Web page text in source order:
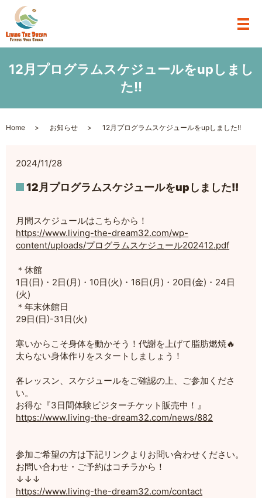
12月プログラムスケジュールをupしまし
た!!
Home お知らせ 12月プログラムスケジュールをupしました!!
2024/11/28
12月プログラムスケジュールをupしました!!
月間スケジュールはこちらから！
https://www.living-the-dream32.com/wp-
content/uploads/プログラムスケジュール202412.pdf
＊休館
1日(日)・2日(月)・10日(火)・16日(月)・20日(金)・24日
(火)
＊年末休館日
29日(日)-31日(火)
寒いからこそ身体を動かそう！代謝を上げて脂肪燃焼🔥
太らない身体作りをスタートしましょう！
各レッスン、スケジュールをご確認の上、ご参加くださ
い。
お得な『3日間体験ビジターチケット販売中！』
https://www.living-the-dream32.com/news/882
参加ご希望の方は下記リンクよりお問い合わせください。
お問い合わせ・ご予約はコチラから！
↓↓↓
https://www.living-the-dream32.com/contact